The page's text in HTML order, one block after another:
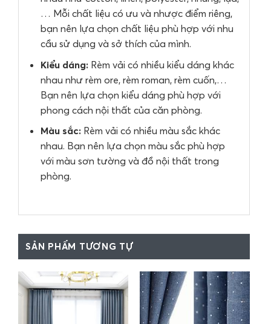
… Mỗi chất liệu có ưu và nhược điểm riêng,
bạn nên lựa chọn chất liệu phù hợp với nhu
cầu sử dụng và sở thích của mình.
Kiểu dáng: Rèm vải có nhiều kiểu dáng khác
nhau như rèm ore, rèm roman, rèm cuốn,…
Bạn nên lựa chọn kiểu dáng phù hợp với
phong cách nội thất của căn phòng.
Màu sắc: Rèm vải có nhiều màu sắc khác
nhau. Bạn nên lựa chọn màu sắc phù hợp
với màu sơn tường và đồ nội thất trong
phòng.
SẢN PHẨM TƯƠNG TỰ